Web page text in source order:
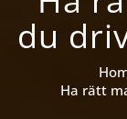
du
Ha rätt